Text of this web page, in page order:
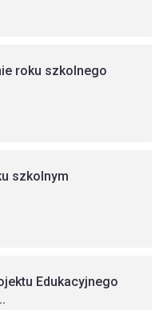
roku szkolnego
szkolnym
Edukacyjnego